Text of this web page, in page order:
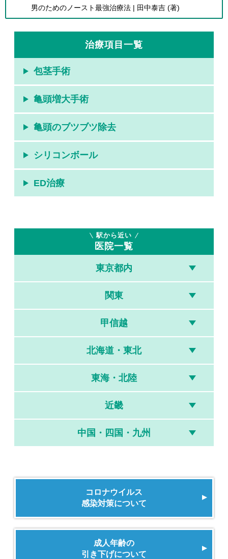
男のためのノースト最強治療法 | 田中泰吉 (著)
治療項目一覧
包茎手術
亀頭増大手術
亀頭のブツブツ除去
シリコンボール
ED治療
駅から近い
医院一覧
東京都内
関東
甲信越
北海道・東北
東海・北陸
近畿
中国・四国・九州
コロナウイルス
感染対策について
成人年齢の
引き下げについて